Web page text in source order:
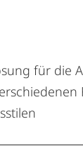
für die